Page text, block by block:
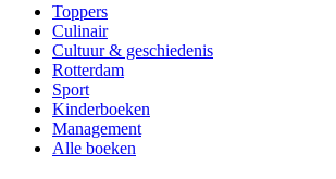
Toppers
Culinair
Cultuur & geschiedenis
Rotterdam
Sport
Kinderboeken
Management
Alle boeken